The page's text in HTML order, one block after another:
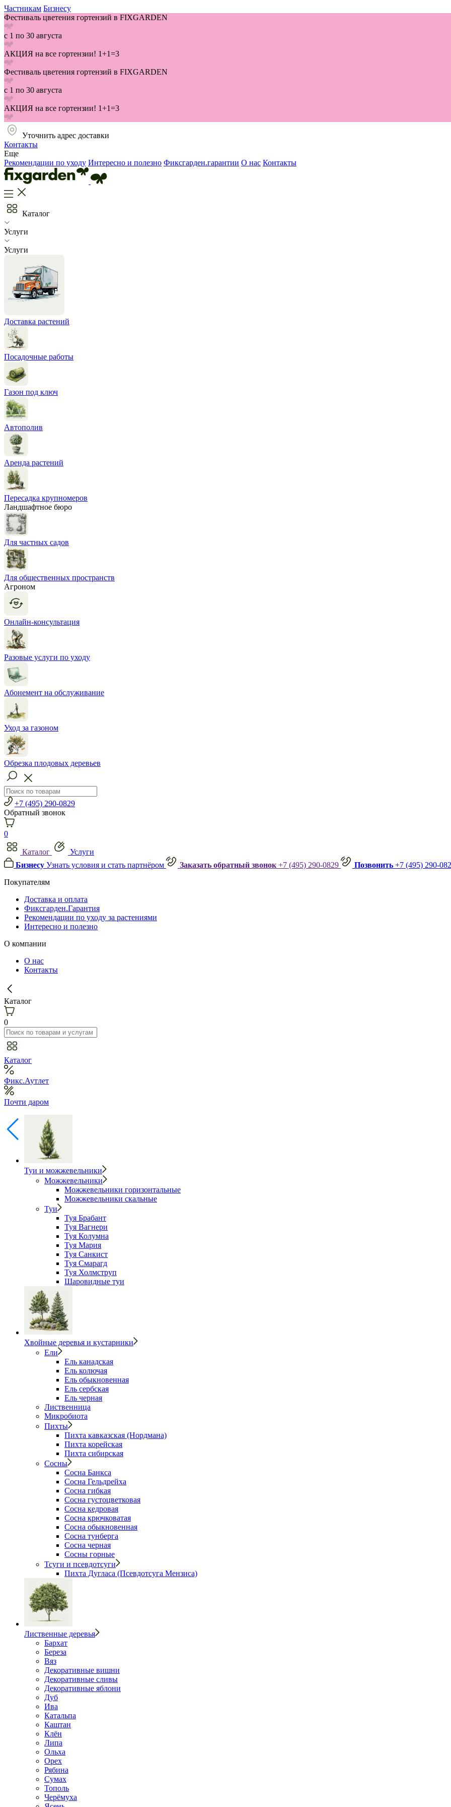
Частникам Бизнесу
Фестиваль цветения гортензий в FIXGARDEN
с 1 по 30 августа
АКЦИЯ на все гортензии! 1+1=3
Фестиваль цветения гортензий в FIXGARDEN
с 1 по 30 августа
АКЦИЯ на все гортензии! 1+1=3
Уточнить адрес доставки
Контакты
Еще
Рекомендации по уходу Интересно и полезно Фиксгарден.гарантии О нас Контакты
Каталог
Услуги
Услуги
Доставка растений
Посадочные работы
Газон под ключ
Автополив
Аренда растений
Пересадка крупномеров
Ландшафтное бюро
Для частных садов
Для общественных пространств
Агроном
Онлайн-консультация
Разовые услуги по уходу
Абонемент на обслуживание
Уход за газоном
Обрезка плодовых деревьев
+7 (495) 290-0829
Обратный звонок
0
Каталог
Услуги
Бизнесу Узнать условия и стать партнёром Заказать обратный звонок +7 (495) 290-0829 Позвонить +7 (495) 290-
Покупателям
Доставка и оплата
Фиксгарден.Гарантия
Рекомендации по уходу за растениями
Интересно и полезно
О компании
О нас
Контакты
Каталог
0
Каталог
Фикс.Аутлет
Почти даром
Туи и можжевельники
Можжевельники
Можжевельники горизонтальные
Можжевельники скальные
Туи
Туя Брабант
Туя Вагнери
Туя Колумна
Туя Мария
Туя Санкист
Туя Смарагд
Туя Холмструп
Шаровидные туи
Хвойные деревья и кустарники
Ели
Ель канадская
Ель колючая
Ель обыкновенная
Ель сербская
Ель черная
Лиственница
Микробиота
Пихты
Пихта кавказская (Нордмана)
Пихта корейская
Пихта сибирская
Сосны
Сосна Банкса
Сосна Гельдрейха
Сосна гибкая
Сосна густоцветковая
Сосна кедровая
Сосна крючковатая
Сосна обыкновенная
Сосна тунберга
Сосна черная
Сосны горные
Тсуги и псевдотсуги
Пихта Дугласа (Псевдотсуга Мензиса)
Лиственные деревья
Бархат
Береза
Вяз
Декоративные вишни
Декоративные сливы
Декоративные яблони
Дуб
Ива
Катальпа
Каштан
Клён
Липа
Ольха
Орех
Рябина
Сумах
Тополь
Черёмуха